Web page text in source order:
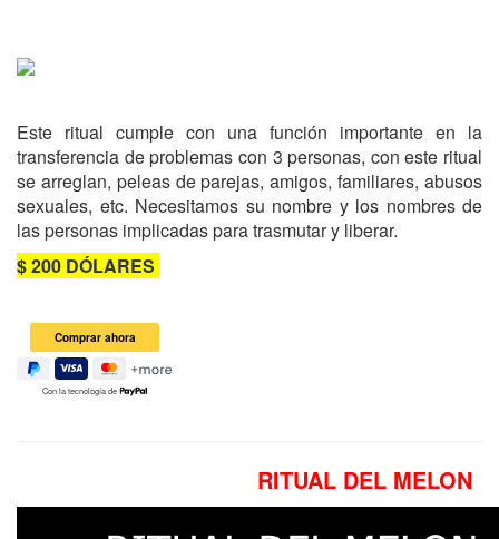
Este ritual cumple con una función importante en la
transferencia de problemas con 3 personas, con este ritual
se arreglan, peleas de parejas, amigos, familiares, abusos
sexuales, etc. Necesitamos su nombre y los nombres de
las personas implicadas para trasmutar y liberar.
$ 200 DÓLARES
Con la tecnología de
RITUAL DEL MELON